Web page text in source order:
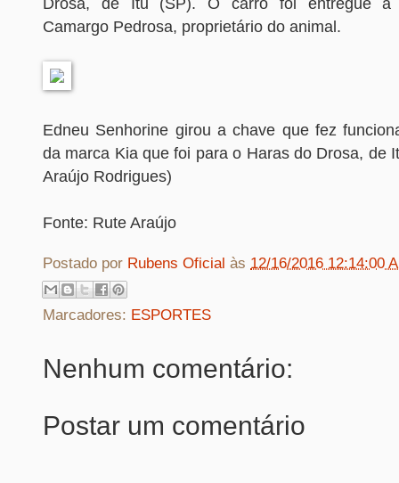
Camargo Pedrosa, proprietário do animal.
Edneu Senhorine girou a chave que fez
da marca Kia que foi para o Haras do Drosa, de
Araújo Rodrigues)
Fonte: Rute Araújo
Postado por Rubens Oficial às 12/16/2016 12:14:00
Marcadores: ESPORTES
Nenhum comentário:
Postar um comentário